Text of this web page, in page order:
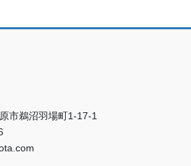
市鵜沼羽場町1-17-1